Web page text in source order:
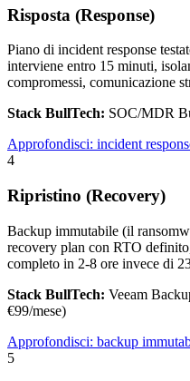
Risposta (Response)
Piano di incident response
interviene entro 15 minuti,
compromessi, comunicazione
Stack BullTech: SOC/MDR
Approfondisci: incident
4
Ripristino (Recovery)
Backup immutabile (il
recovery plan con RTO
completo in 2-8 ore invece di
Stack BullTech: Veeam
€99/mese)
Approfondisci: backup
5